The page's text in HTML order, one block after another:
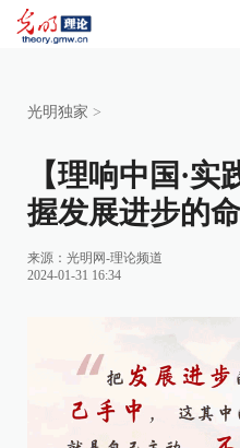
光明独家 >
【理响中国·
握发展进步的
来源： 光明网-理论频道
2024-01-31 16:34